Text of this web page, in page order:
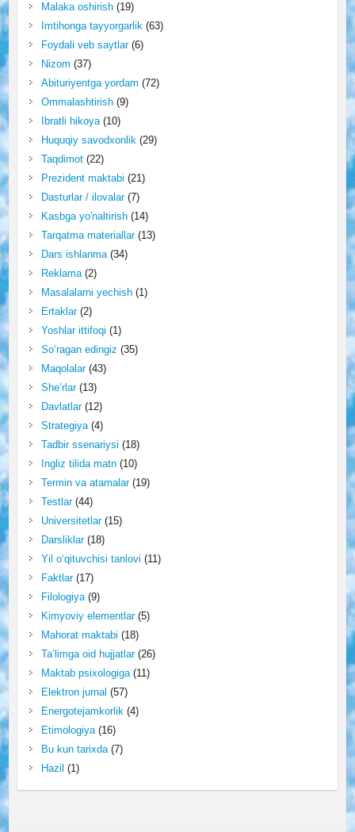
Malaka oshirish(19)
Imtihonga tayyorgarlik(63)
Foydali veb saytlar(6)
Nizom (37)
Abituriyentga yordam (72)
Ommalashtirish(9)
Ibratli hikoya(10)
Huquqiy savodxonlik(29)
Taqdimot(22)
Prezident maktabi (21)
Dasturlar / ilovalar(7)
Kasbga yo'naltirish(14)
Tarqatma materiallar(13)
Dars ishlanma(34)
Reklama(2)
Masalalarni yechish(1)
Ertaklar(2)
Yoshlar ittifoqi (1)
So‘ragan edingiz (35)
Maqolalar(43)
She’rlar(13)
Davlatlar(12)
Strategiya(4)
Tadbir ssenariysi (18)
Ingliz tilida matn(10)
Termin va atamalar(19)
Testlar(44)
Universitetlar(15)
Darsliklar(18)
Yil o‘qituvchisi tanlovi (11)
Faktlar(17)
Filologiya(9)
Kimyoviy elementlar(5)
Mahorat maktabi (18)
Ta’limga oid hujjatlar(26)
Maktab psixologiga(11)
Elektron jurnal (57)
Energotejamkorlik(4)
Etimologiya(16)
Bu kun tarixda(7)
Hazil (1)